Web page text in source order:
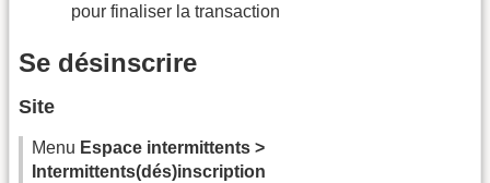
pour finaliser la transaction
Se désinscrire
Site
Menu Espace intermittents >
Intermittents(dés)inscription